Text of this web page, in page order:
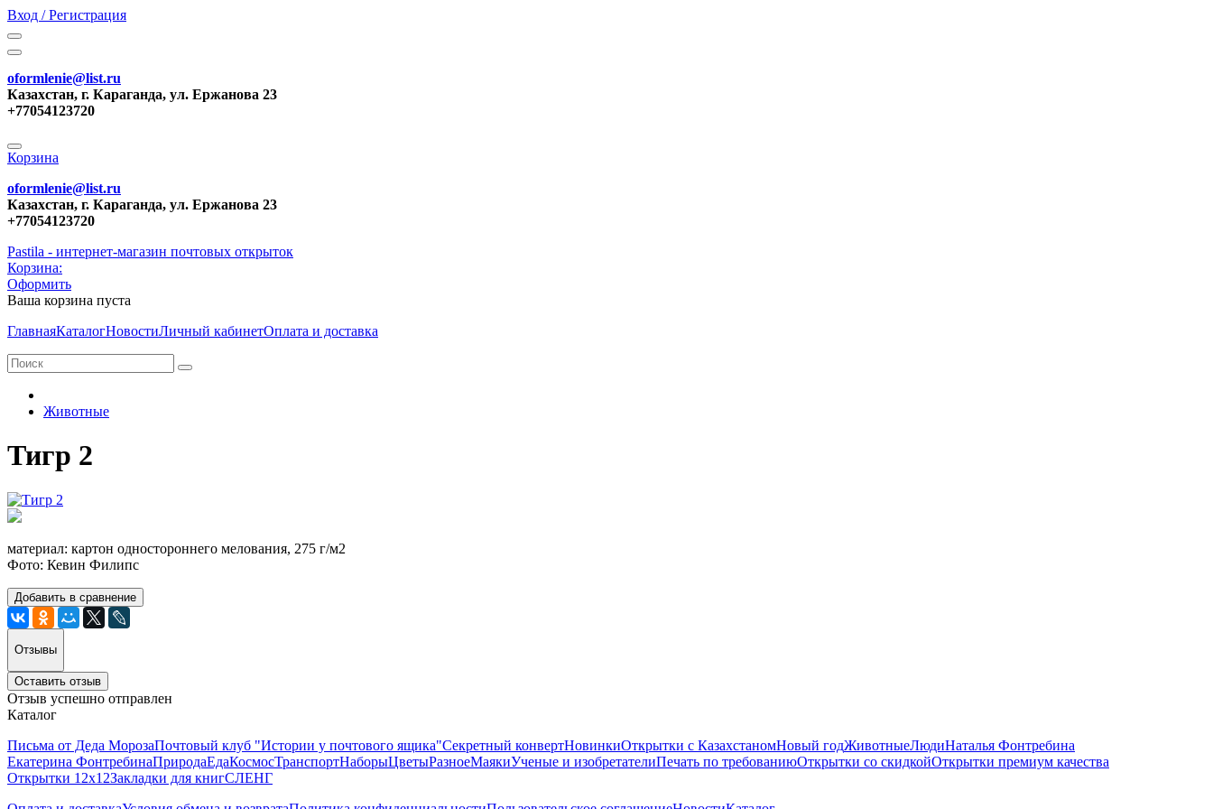
Вход / Регистрация
oformlenie@list.ru
Казахстан, г. Караганда, ул. Ержанова 23
+77054123720
Корзина
oformlenie@list.ru
Казахстан, г. Караганда, ул. Ержанова 23
+77054123720
Pastila - интернет-магазин почтовых открыток
Корзина:
Оформить
Ваша корзина пуста
ГлавнаяКаталогНовостиЛичный кабинетОплата и доставка
Животные
Тигр 2
материал: картон одностороннего мелования, 275 г/м2
Фото: Кевин Филипс
Добавить в сравнение
Отзывы
Оставить отзыв
Отзыв успешно отправлен
Каталог
Письма от Деда МорозаПочтовый клуб "Истории у почтового ящика"Секретный конвертНовинкиОткрытки с КазахстаномНовый годЖивотныеЛюдиНаталья Фонтребина
Екатерина ФонтребинаПриродаЕдаКосмосТранспортНаборыЦветыРазноеМаякиУченые и изобретателиПечать по требованиюОткрытки со скидкойОткрытки премиум качества
Открытки 12х12Закладки для книгСЛЕНГ